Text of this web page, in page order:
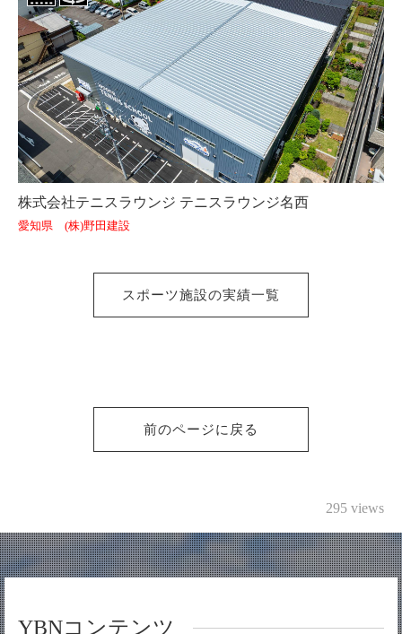
株式会社テニスラウンジ テニスラウンジ名西
愛知県 (株)野田建設
スポーツ施設の実績一覧
前のページに戻る
295 views
YBNコンテンツ